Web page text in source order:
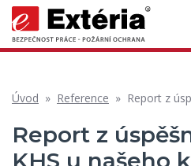
Úvod » Reference » Report z
Report z
KHS u našeho